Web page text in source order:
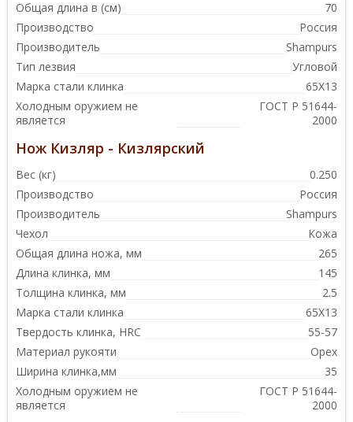
Общая длина в (см)
70
Производство
Россия
Производитель
Shampurs
Тип лезвия
Угловой
Марка стали клинка
65Х13
Холодным оружием не
является
ГОСТ Р 51644-
2000
Нож Кизляр - Кизлярский
Вес (кг)
0.250
Производство
Россия
Производитель
Shampurs
Чехол
Кожа
Общая длина ножа, мм
265
Длина клинка, мм
145
Толщина клинка, мм
2.5
Марка стали клинка
65Х13
Твердость клинка, HRC
55-57
Материал рукояти
Орех
Ширина клинка,мм
35
Холодным оружием не
является
ГОСТ Р 51644-
2000